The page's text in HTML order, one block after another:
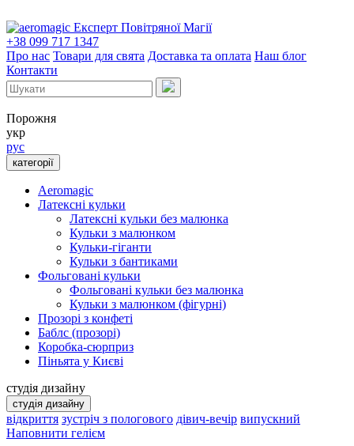
Експерт Повітряної Магії
+38 099 717 1347
Про нас Товари для свята Доставка та оплата Наш блог
Контакти
Порожня
укр
рус
категорії
Aeromagic
Латексні кульки
Латексні кульки без малюнка
Кульки з малюнком
Кульки-гіганти
Кульки з бантиками
Фольговані кульки
Фольговані кульки без малюнка
Кульки з малюнком (фігурні)
Прозорі з конфеті
Баблс (прозорі)
Коробка-сюрприз
Піньята у Києві
студія дизайну
студія дизайну
відкриття зустріч з пологового дівич-вечір випускний
Наповнити гелієм